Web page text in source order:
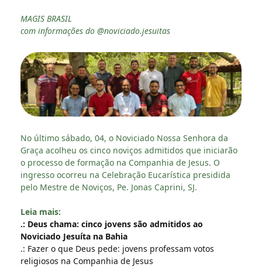
MAGIS BRASIL
com informações do @noviciado.jesuitas
No último sábado, 04, o Noviciado Nossa Senhora da
Graça acolheu os cinco noviços admitidos que iniciarão
o processo de formação na Companhia de Jesus. O
ingresso ocorreu na Celebração Eucarística presidida
pelo Mestre de Noviços, Pe. Jonas Caprini, SJ.
Leia mais:
.: Deus chama: cinco jovens são admitidos ao
Noviciado Jesuíta na Bahia
.: Fazer o que Deus pede: jovens professam votos
religiosos na Companhia de Jesus